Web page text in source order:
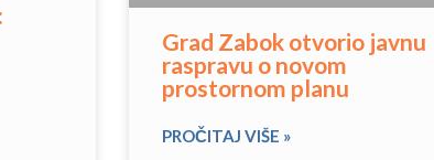
Grad Zabok otvorio javnu
raspravu o novom
prostornom planu
PROČITAJ VIŠE »